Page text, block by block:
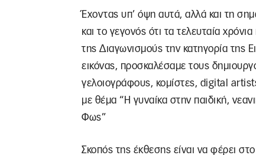
Έχοντας υπ’ όψη αυτά, αλλά και τη
και το γεγονός ότι τα τελευταία
της Διαγωνισμούς την κατηγορία της
εικόνας, προσκαλέσαμε τους
γελοιογράφους, κομίστες, digital
με θέμα “Η γυναίκα στην παιδική,
Φως”
Σκοπός της έκθεσης είναι να φέρει